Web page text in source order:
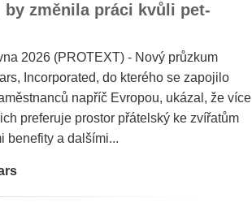
by změnila práci kvůli pet-
2026 (PROTEXT) - Nový průzkum
Incorporated, do kterého se zapojilo
napříč Evropou, ukázal, že více
preferuje prostor přátelský ke zvířatům
benefity a dalšími...